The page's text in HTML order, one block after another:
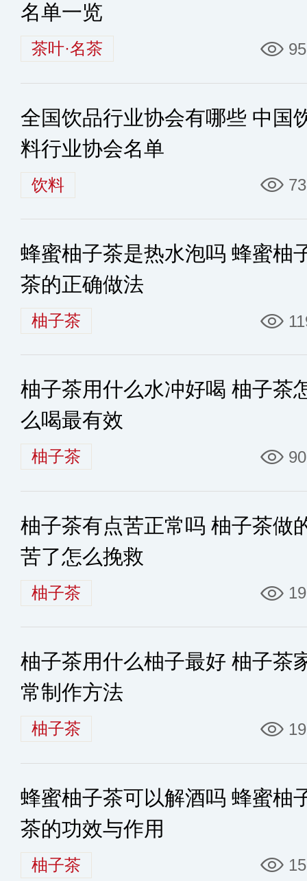
名单一览
茶叶·名茶
全国饮品行业协会有哪些 中国
料行业协会名单
饮料
蜂蜜柚子茶是热水泡吗 蜂蜜柚
茶的正确做法
柚子茶
柚子茶用什么水冲好喝 柚子茶
么喝最有效
柚子茶 90
柚子茶有点苦正常吗 柚子茶做
苦了怎么挽救
柚子茶
柚子茶用什么柚子最好 柚子茶
常制作方法
柚子茶
蜂蜜柚子茶可以解酒吗 蜂蜜柚
茶的功效与作用
柚子茶